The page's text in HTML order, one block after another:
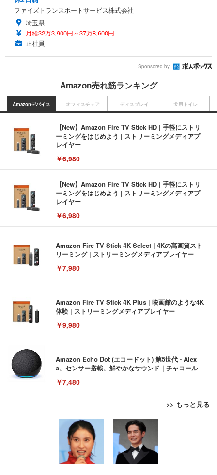
ファイズトランスポートサービス株式会社
埼玉県
月給32万3,900円～37万8,600円
正社員
Sponsored by
Amazon売れ筋ランキング
Amazonデバイス
【New】Amazon Fire TV Stick HD | 手軽にストリ
ーミングをはじめよう | ストリーミングメディアプ
レイヤー
￥6,980
【New】Amazon Fire TV Stick HD | 手軽にストリ
ーミングをはじめよう | ストリーミングメディアプ
レイヤー
￥6,980
Amazon Fire TV Stick 4K Select | 4Kの高画質スト
リーミング | ストリーミングメディアプレイヤー
￥7,980
Amazon Fire TV Stick 4K Plus | 映画館のような4K
体験 | ストリーミングメディアプレイヤー
￥9,980
Amazon Echo Dot (エコードット) 第5世代 - Alex
a、センサー搭載、鮮やかなサウンド｜チャコール
￥7,480
>> もっと見る
オフィスチェア
[EdoErgo] オフィスチェア 椅子 テレワーク 疲れな
い 跳ね上げ式アームレスト コンパクト 約105度ロッ
キング pc 事務椅子 360度回転 座面昇降 強化ナイロ
ン樹脂ベース 通気性メッシュ 在宅ワーク H-WY01
(黒網+黒枠+黒足)
￥5,699
ディスプレイ
EIZO ビジネス向けプレミアムモニター | FlexScan
EV3240X-WT | 31.5型4K UHD・USB Type-C・ホワ
イト
￥105,595
犬用トイレ
Amazonベーシック ペットシーツ 薄型 レギュラー 1
回使い捨て 無香料 ホワイト 300枚
￥3,373